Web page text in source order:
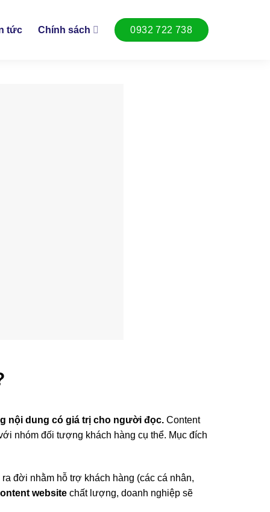
tức Chính sách 0932 722 738
nội dung có giá trị cho người đọc. Content
nhóm đối tượng khách hàng cụ thể. Mục đích
ra đời nhằm hỗ trợ khách hàng (các cá nhân,
website chất lượng, doanh nghiệp sẽ